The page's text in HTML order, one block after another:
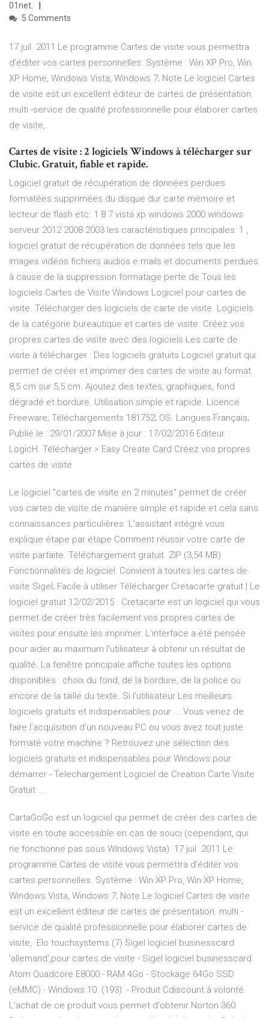
01net.
5 Comments
17 juil. 2011 Le programme Cartes de visite vous permettra
d'éditer vos cartes personnelles. Système : Win XP Pro, Win
XP Home, Windows Vista, Windows 7; Note Le logiciel Cartes
de visite est un excellent éditeur de cartes de présentation.
multi -service de qualité professionnelle pour élaborer cartes
de visite,
Cartes de visite : 2 logiciels Windows à télécharger sur
Clubic. Gratuit, fiable et rapide.
Logiciel gratuit de récupération de données perdues
formatées supprimées du disque dur carte mémoire et
lecteur de flash etc. 1 8 7 vista xp windows 2000 windows
serveur 2012 2008 2003 les caractéristiques principales: 1 ,
logiciel gratuit de récupération de données tels que les
images vidéos fichiers audios e mails et documents perdues
à cause de la suppression formatage perte de Tous les
logiciels Cartes de Visite Windows Logiciel pour cartes de
visite. Télécharger des logiciels de carte de visite. Logiciels
de la catégorie bureautique et cartes de visite. Créez vos
propres cartes de visite avec des logiciels Les carte de
visite à télécharger : Des logiciels gratuits Logiciel gratuit qui
permet de créer et imprimer des cartes de visite au format
8,5 cm sur 5,5 cm. Ajoutez des textes, graphiques, fond
dégradé et bordure. Utilisation simple et rapide. Licence
Freeware; Téléchargements 181752; OS. Langues Français;
Publié le : 29/01/2007 Mise à jour : 17/02/2016 Editeur :
LogicH. Télécharger > Easy Create Card Créez vos propres
cartes de visite
Le logiciel "cartes de visite en 2 minutes" permet de créer
vos cartes de visite de manière simple et rapide et cela sans
connaissances particulières. L'assistant intégré vous
explique étape par étape Comment réussir votre carte de
visite parfaite. Téléchargement gratuit. ZIP (3,54 MB)
Fonctionnalités de logiciel: Convient à toutes les cartes de
visite Sigel; Facile à utiliser Télécharger Cretacarte gratuit | Le
logiciel gratuit 12/02/2015 · Cretacarte est un logiciel qui vous
permet de créer très facilement vos propres cartes de
visites pour ensuite les imprimer. L’interface a été pensée
pour aider au maximum l’utilisateur à obtenir un résultat de
qualité. La fenêtre principale affiche toutes les options
disponibles : choix du fond, de la bordure, de la police ou
encore de la taille du texte. Si l’utilisateur Les meilleurs
logiciels gratuits et indispensables pour ... Vous venez de
faire l’acquisition d’un nouveau PC ou vous avez tout juste
formaté votre machine ? Retrouvez une sélection des
logiciels gratuits et indispensables pour Windows pour
démarrer - Telechargement Logiciel de Creation Carte Visite
Gratuit ...
CartaGoGo est un logiciel qui permet de créer des cartes de
visite en toute accessible en cas de souci (cependant, qui
ne fonctionne pas sous Windows Vista) 17 juil. 2011 Le
programme Cartes de visite vous permettra d'éditer vos
cartes personnelles. Système : Win XP Pro, Win XP Home,
Windows Vista, Windows 7; Note Le logiciel Cartes de visite
est un excellent éditeur de cartes de présentation. multi -
service de qualité professionnelle pour élaborer cartes de
visite, Elo touchsystems (7) Sigel logiciel businesscard
'allemand',pour cartes de visite - Sigel logiciel businesscard
Atom Quadcore E8000 - RAM 4Go - Stockage 64Go SSD
(eMMC) - Windows 10. (193). - Produit Cdiscount à volonté.
L'achat de ce produit vous permet d'obtenir Norton 360